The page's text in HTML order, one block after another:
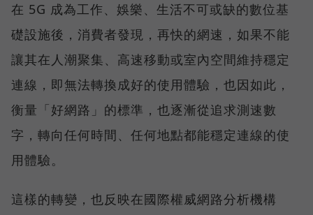
在 5G 成為工作、娛樂、生活不可或缺的數位基
礎設施後，消費者發現，再快的網速，如果不能
讓其在人潮聚集、高速移動或室內空間維持穩定
連線，即無法轉換成好的使用體驗，也因如此，
衡量「好網路」的標準，也逐漸從追求測速數
字，轉向任何時間、任何地點都能穩定連線的使
用體驗。
這樣的轉變，也反映在國際權威網路分析機構